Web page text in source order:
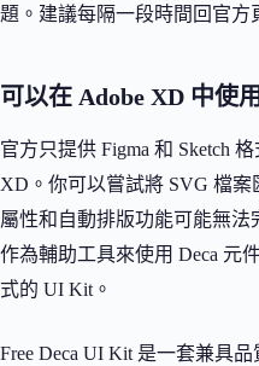
題。建議每隔一段時間回官方
可以在 Adobe XD 中使
官方只提供 Figma 和 Sketch
XD。你可以嘗試將 SVG 檔
屬性和自動排版功能可能無法
作為輔助工具來使用 Deca 元
式的 UI Kit。
Free Deca UI Kit 是一套兼具